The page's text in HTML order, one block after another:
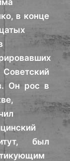
в конце
Он рос в
был